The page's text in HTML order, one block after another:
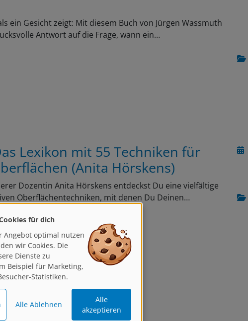
ein Gesicht zeigt: Mit diesem Buch von Jürgen Wassmuth
Antwort auf die Frage, wann ein…
Lexikon mit 55 Techniken für
(Anita Hörskens)
Dozentin Anita Hörskens entdeckst Du eine vielfältige
Oberflächentechniken, mit denen Du Deinen…
wir Cookies. Die
Dienste zu
Beispiel für Marketing,
Statistiken.
Alle
akzeptieren